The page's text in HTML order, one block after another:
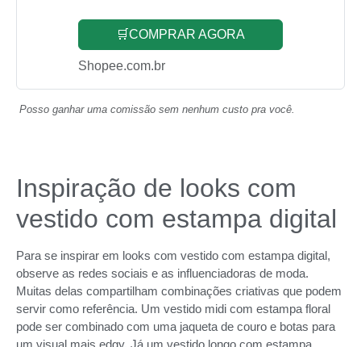
🛒COMPRAR AGORA
Shopee.com.br
Posso ganhar uma comissão sem nenhum custo pra você.
Inspiração de looks com
vestido com estampa digital
Para se inspirar em looks com vestido com estampa digital,
observe as redes sociais e as influenciadoras de moda.
Muitas delas compartilham combinações criativas que podem
servir como referência. Um vestido midi com estampa floral
pode ser combinado com uma jaqueta de couro e botas para